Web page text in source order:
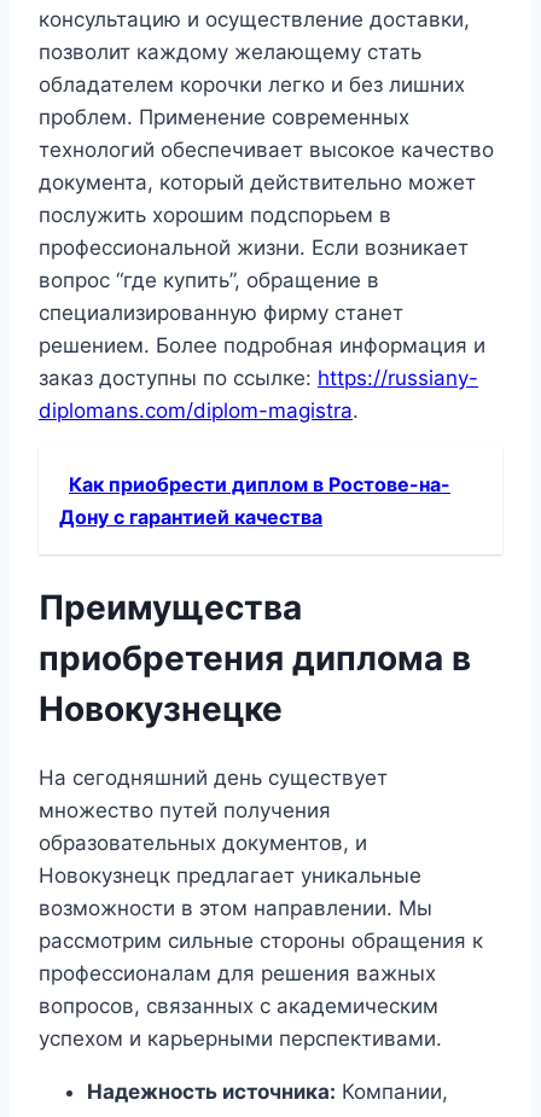
консультацию и осуществление доставки,
позволит каждому желающему стать
обладателем корочки легко и без лишних
проблем. Применение современных
технологий обеспечивает высокое качество
документа, который действительно может
послужить хорошим подспорьем в
профессиональной жизни. Если возникает
вопрос “где купить”, обращение в
специализированную фирму станет
решением. Более подробная информация и
заказ доступны по ссылке: https://russiany-
diplomans.com/diplom-magistra.
Как приобрести диплом в Ростове-на-
Дону с гарантией качества
Преимущества
приобретения диплома в
Новокузнецке
На сегодняшний день существует
множество путей получения
образовательных документов, и
Новокузнецк предлагает уникальные
возможности в этом направлении. Мы
рассмотрим сильные стороны обращения к
профессионалам для решения важных
вопросов, связанных с академическим
успехом и карьерными перспективами.
Надежность источника: Компании,